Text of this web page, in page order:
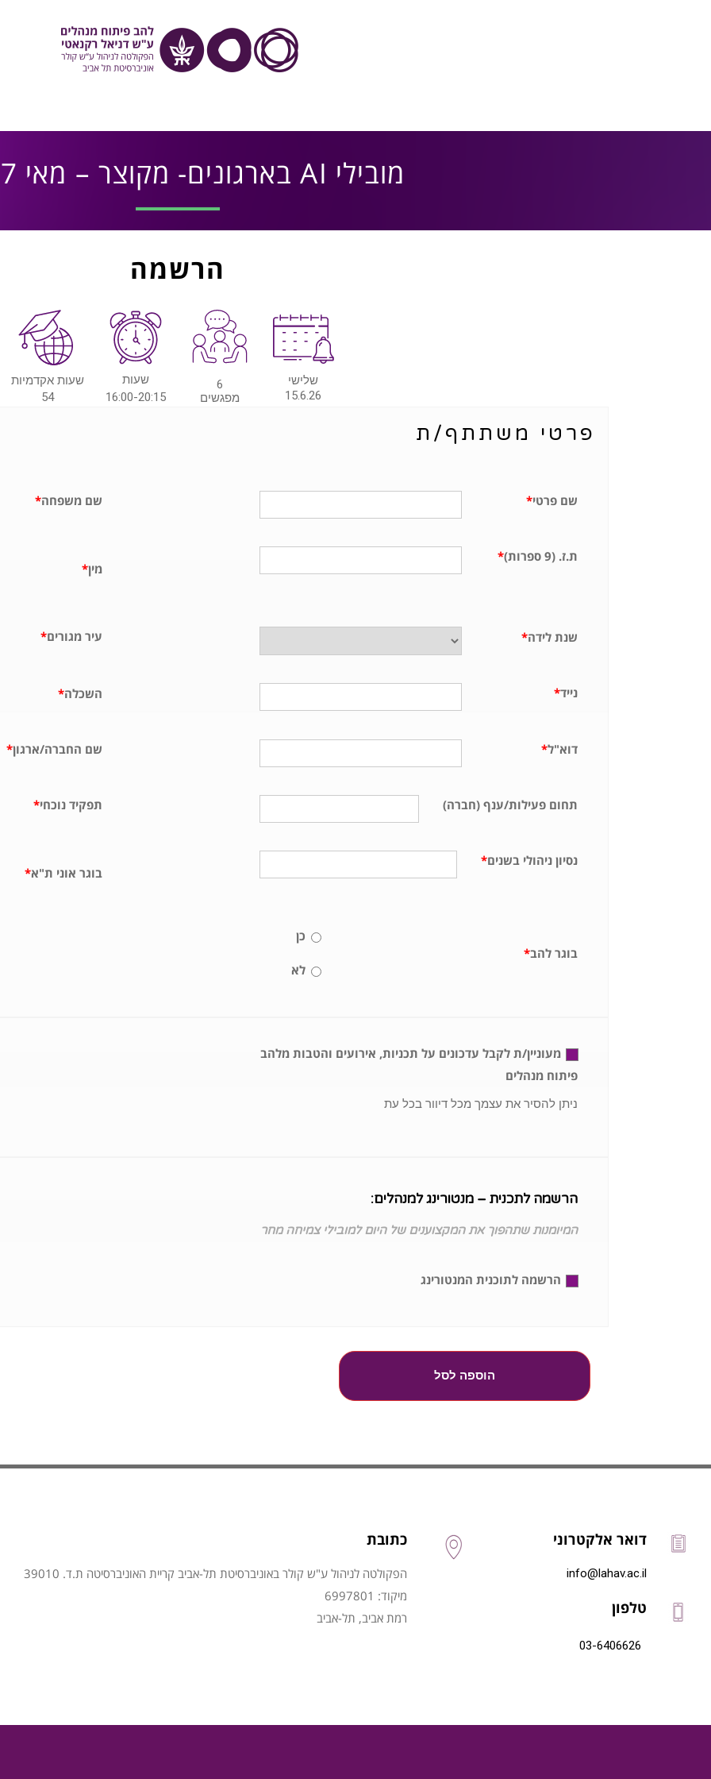
מובילי AI בארגונים- מקוצר – מאי 2027
הרשמה
שלישי
15.6.26
6
מפגשים
שעות
16:00-20:15
שעות אקדמיות
54
פרטי משתתף/ת
*שם פרטי *שם משפחה
* ת.ז. (9 ספרות)
*מין
*שנת לידה *עיר מגורים
*נייד *השכלה
*דוא"ל *שם החברה/ארגון
תחום פעילות/ענף (חברה) *תפקיד נוכחי
*נסיון ניהולי בשנים
*בוגר אוני ת"א
*בוגר להב
כן
לא
מעוניין/ת לקבל עדכונים על תכניות, אירועים והטבות מלהב
פיתוח מנהלים
ניתן להסיר את עצמך מכל דיוור בכל עת
הרשמה לתכנית – מנטורינג למנהלים:
המיומנות שתהפוך את המקצוענים של היום למובילי צמיחה מחר
הרשמה לתוכנית המנטורינג
הוספה לסל
דואר אלקטרוני
info@lahav.ac.il
טלפון
03-6406626
כתובת
הפקולטה לניהול ע"ש קולר באוניברסיטת תל-אביב קריית האוניברסיטה ת.ד. 39010
מיקוד: 6997801
רמת אביב, תל-אביב